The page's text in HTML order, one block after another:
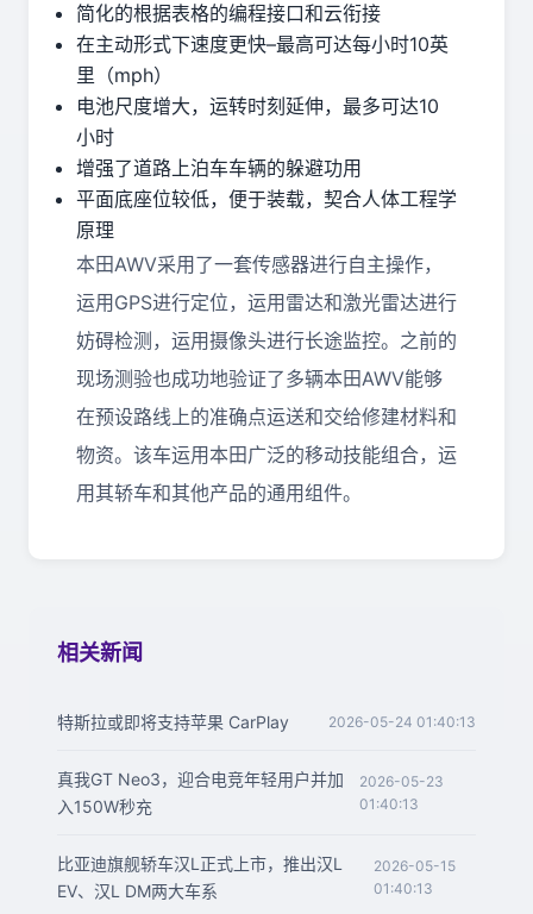
简化的根据表格的编程接口和云衔接
在主动形式下速度更快–最高可达每小时10英
里（mph）
电池尺度增大，运转时刻延伸，最多可达10
小时
增强了道路上泊车车辆的躲避功用
平面底座位较低，便于装载，契合人体工程学
原理
本田AWV采用了一套传感器进行自主操作，
运用GPS进行定位，运用雷达和激光雷达进行
妨碍检测，运用摄像头进行长途监控。之前的
现场测验也成功地验证了多辆本田AWV能够
在预设路线上的准确点运送和交给修建材料和
物资。该车运用本田广泛的移动技能组合，运
用其轿车和其他产品的通用组件。
相关新闻
特斯拉或即将支持苹果 CarPlay 2026-05-24 01:40:13
真我GT Neo3，迎合电竞年轻用户并加
入150W秒充
2026-05-23
01:40:13
比亚迪旗舰轿车汉L正式上市，推出汉L
EV、汉L DM两大车系
2026-05-15
01:40:13